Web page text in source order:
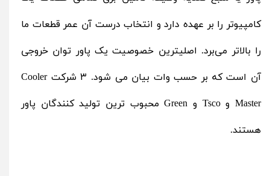
کامپیوتر را بر عهده دارد و انتخاب درست آن عمر قطعات ما
را بالاتر می‌برد. اصلیترین خصوصیت یک پاور توان خروجی
آن است که بر حسب وات بیان می شود. ۳ شرکت Cooler
Master و Tsco و Green محبوب ترین تولید کنندگان پاور
هستند.